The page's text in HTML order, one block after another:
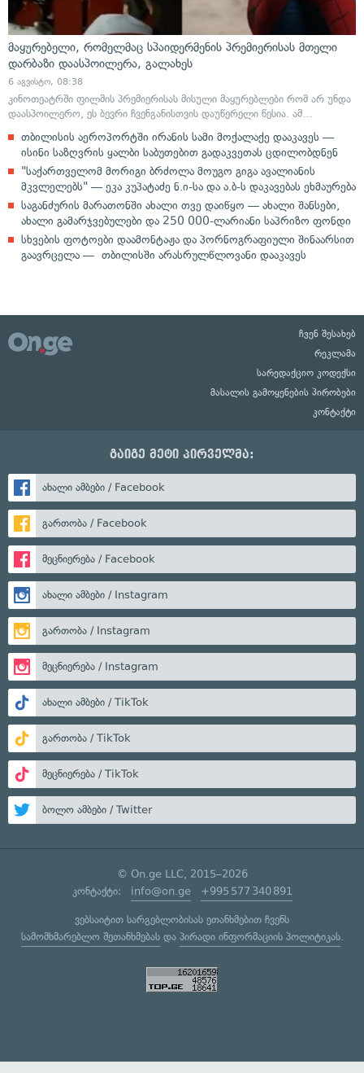
მაყურებელი, რომელმაც სპაიდერმენის პრემიერისას მთელი
დარბაზი დაასპოილერა, გალახეს
6 აგვისტო, 08:38
კინოთეატრში ფილმის პრემიერისას მისული მაყურებლები რომ არ უნდა
დაასპოილერო, ეს ბევრი ჩვენგანისთვის დაუწერელი წესია. ამ…
თბილისის აეროპორტში ირანის სამი მოქალაქე დააკავეს —
ისინი საზღვრის ყალბი საბუთებით გადაკვეთას ცდილობდნენ
"საქართველომ მორიგი ბრძოლა მოუგო გიგა ავალიანის
მკვლელებს" — ეკა კუპატაძე ნ.ი-სა და ა.ბ-ს დაკავებას ეხმაურება
საგანძურის მარათონში ახალი თვე დაიწყო — ახალი შანსები,
ახალი გამარჯვებულები და 250 000-ლარიანი საპრიზო ფონდი
სხვების ფოტოები დაამონტაჟა და პორნოგრაფიული შინაარსით
გაავრცელა — თბილისში არასრულწლოვანი დააკავეს
ჩვენ შესახებ
რეკლამა
სარედაქციო კოდექსი
მასალის გამოყენების პირობები
კონტაქტი
გაიგე მეტი პირველმა:
ახალი ამბები / Facebook
გართობა / Facebook
მეცნიერება / Facebook
ახალი ამბები / Instagram
გართობა / Instagram
მეცნიერება / Instagram
ახალი ამბები / TikTok
გართობა / TikTok
მეცნიერება / TikTok
ბოლო ამბები / Twitter
© On.ge LLC, 2015–2026
კონტაქტი: info@on.ge +995 577 340 891
ვებსაიტით სარგებლობისას ეთანხმებით ჩვენს
სამომხმარებლო შეთანხმებასდა პირადი ინფორმაციის პოლიტიკას.